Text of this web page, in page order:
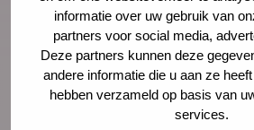
informatie over uw gebruik van
partners voor social media,
Deze partners kunnen deze
andere informatie die u aan ze
hebben verzameld op basis van
services.
met
het